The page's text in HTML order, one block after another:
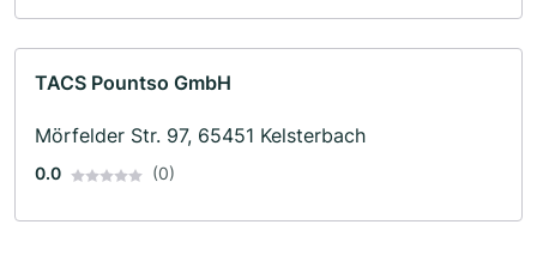
TACS Pountso GmbH
Mörfelder Str. 97, 65451 Kelsterbach
0.0 (0)